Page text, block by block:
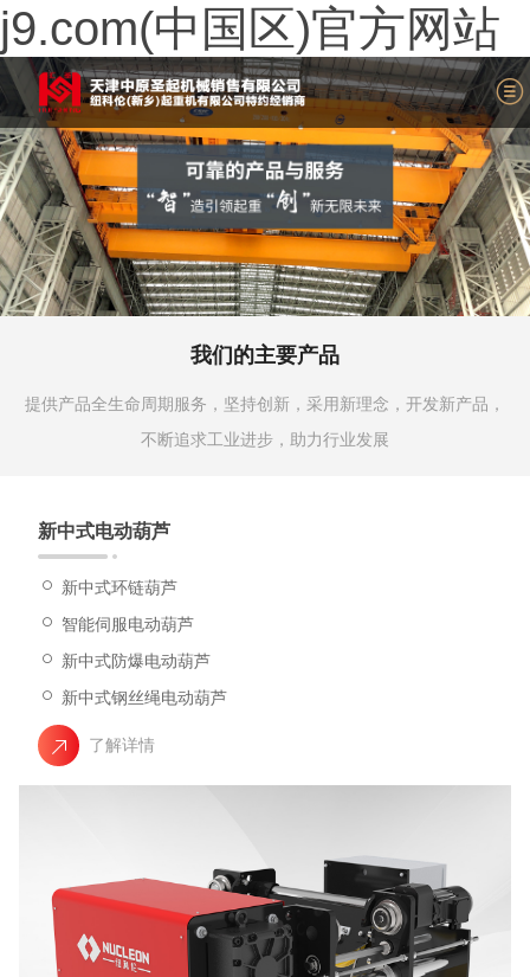
j9.com(中国区)官方网站
我们的主要产品
提供产品全生命周期服务，坚持创新，采用新理念，开发新产品，
不断追求工业进步，助力行业发展
新中式电动葫芦
新中式环链葫芦
智能伺服电动葫芦
新中式防爆电动葫芦
新中式钢丝绳电动葫芦
了解详情